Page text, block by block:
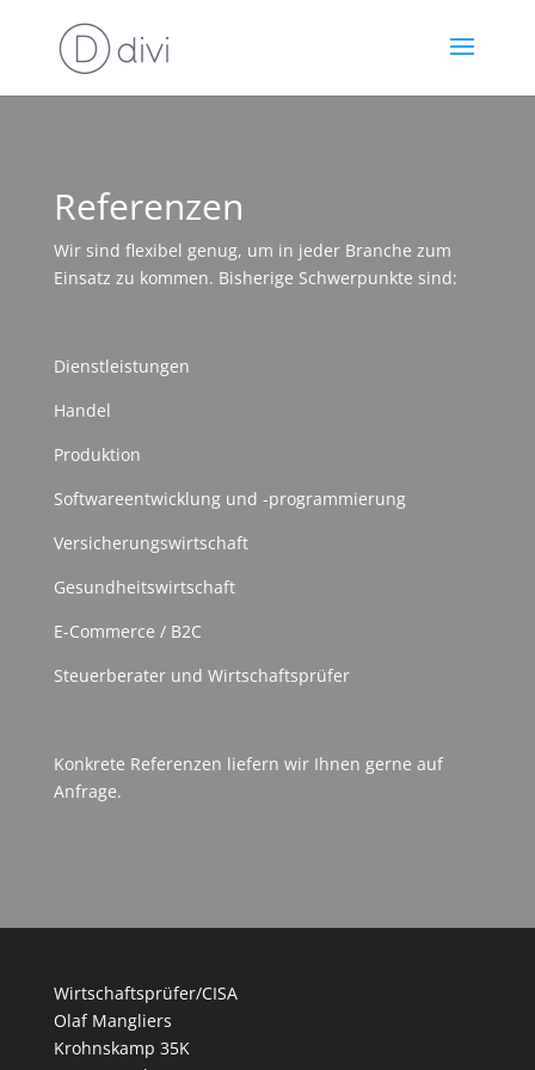
Referenzen
Wir sind flexibel genug, um in jeder Branche zum
Einsatz zu kommen. Bisherige Schwerpunkte sind:
Dienstleistungen
Handel
Produktion
Softwareentwicklung und -programmierung
Versicherungswirtschaft
Gesundheitswirtschaft
E-Commerce / B2C
Steuerberater und Wirtschaftsprüfer
Konkrete Referenzen liefern wir Ihnen gerne auf
Anfrage.
Wirtschaftsprüfer/CISA
Olaf Mangliers
Krohnskamp 35K